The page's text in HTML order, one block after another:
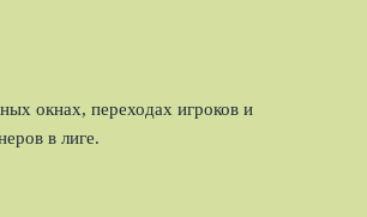
окнах, переходах игроков и
в лиге.